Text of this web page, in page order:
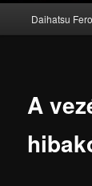
Daihatsu
A